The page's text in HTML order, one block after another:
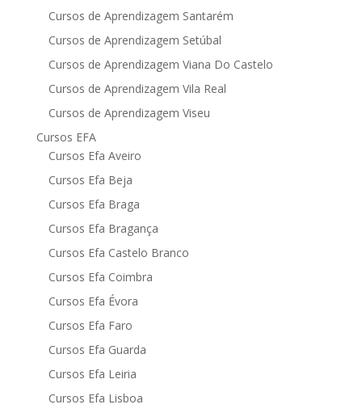
Cursos de Aprendizagem Santarém
Cursos de Aprendizagem Setúbal
Cursos de Aprendizagem Viana Do Castelo
Cursos de Aprendizagem Vila Real
Cursos de Aprendizagem Viseu
Cursos EFA
Cursos Efa Aveiro
Cursos Efa Beja
Cursos Efa Braga
Cursos Efa Bragança
Cursos Efa Castelo Branco
Cursos Efa Coimbra
Cursos Efa Évora
Cursos Efa Faro
Cursos Efa Guarda
Cursos Efa Leiria
Cursos Efa Lisboa